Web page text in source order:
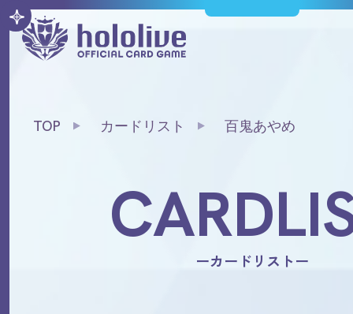
TOP カードリスト 百鬼あやめ
ーカードリストー